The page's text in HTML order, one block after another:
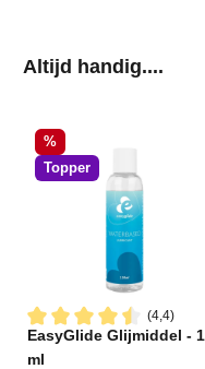
Productgalerij overslaan
Altijd handig....
Korting
%
Topper
(4,4)
Gemiddelde
EasyGlide Glijmiddel -
ml